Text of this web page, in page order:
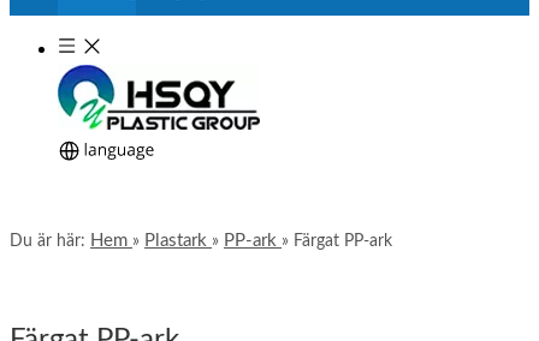
Du är här: Hem » Plastark » PP-ark » Färgat PP-ark